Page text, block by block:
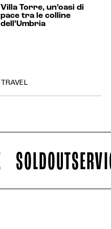
Villa Torre, un’oasi di
pace tra le colline
dell’Umbria
TRAVEL
SOLDOUTSERVICE